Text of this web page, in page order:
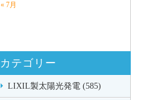
« 7月
カテゴリー
LIXIL製太陽光発電 (585)